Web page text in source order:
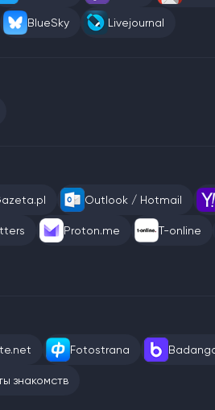
BlueSky Livejournal
Outlook / Hotmail
Proton.me T-online
Fotostrana
знакомств